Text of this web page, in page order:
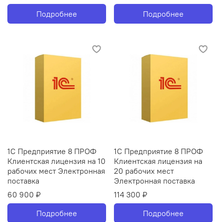
Подробнее
Подробнее
1С Предприятие 8 ПРОФ
Клиентская лицензия на 10
рабочих мест Электронная
поставка
60 900 ₽
Подробнее
1С Предприятие 8 ПРОФ
Клиентская лицензия на
20 рабочих мест
Электронная поставка
114 300 ₽
Подробнее